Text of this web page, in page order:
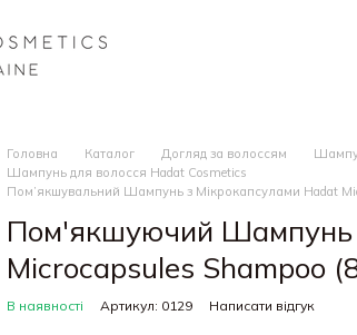
Головна Каталог Догляд за волоссям
Шампунь для волосся Hadat Cosmetics
Пом’якшувальний Шампунь з Мікрокапсулами Hadat
Пом'якшуючий Шампунь
Microcapsules Shampoo
В наявності Артикул: 0129 Написати відгук